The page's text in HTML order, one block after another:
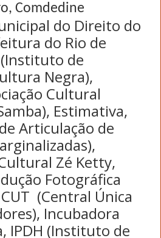
Comdedine
do Direito do
do Rio de
(Instituto de
Negra),
Cultural
Estimativa,
Articulação de
Zé Ketty,
Fotográfica
(Central Única
Incubadora
IPDH (Instituto de